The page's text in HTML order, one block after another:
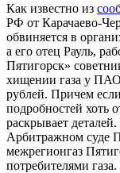
Как известно из
РФ от Карачаево-
обвиняется в
а его отец Рауль,
Пятигорск»
хищении газа у
рублей. Причем
подробностей хоть
раскрывает
Арбитражном суде
межрегионгаз
потребителями